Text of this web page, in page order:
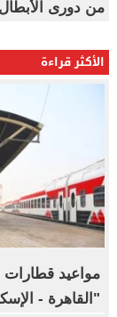
من دورى الأبطال
الأكثر قراءة
مواعيد قطارات
"القاهرة -